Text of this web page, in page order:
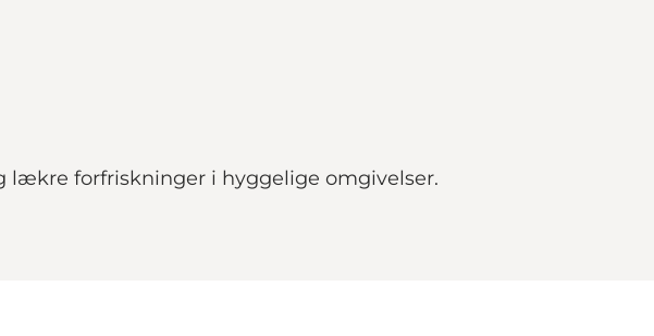
lækre forfriskninger i hyggelige omgivelser.